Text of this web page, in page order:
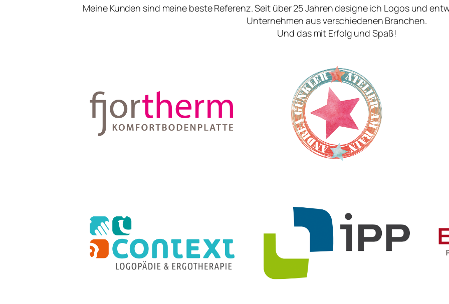
Meine Kunden sind meine beste Referenz. Seit über 25 Jahren designe ich Logos und
Unternehmen aus verschiedenen Branchen.
Und das mit Erfolg und Spaß!